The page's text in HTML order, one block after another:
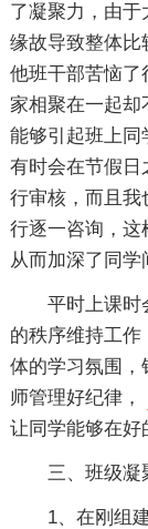
了凝聚力，由
缘故导致整体比
他班干部苦恼了
家相聚在一起
能够引起班上同
有时会在节假日
行审核，而且我
行逐一咨询，这
从而加深了同学
平时上课时
的秩序维持工
体的学习氛围，
师管理好纪律，
让同学能够在好
三、班级凝
1、在刚组